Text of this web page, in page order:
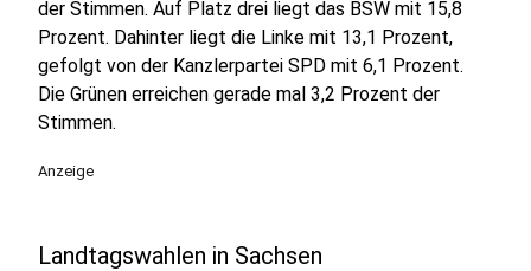
der Stimmen. Auf Platz drei liegt das BSW mit 15,8
Prozent. Dahinter liegt die Linke mit 13,1 Prozent,
gefolgt von der Kanzlerpartei SPD mit 6,1 Prozent.
Die Grünen erreichen gerade mal 3,2 Prozent der
Stimmen.
Anzeige
Landtagswahlen in Sachsen